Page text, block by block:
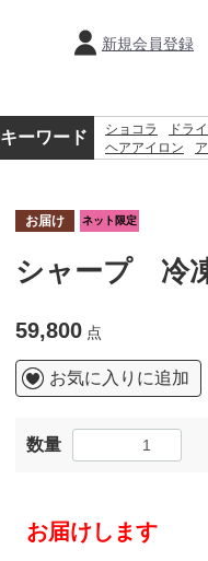
新規会員登録
ーワード ショコラ ドラ
ヘアアイロン
お届け ネット限定
シャープ 冷
59,800点
お気に入りに追加
数量
お届けします